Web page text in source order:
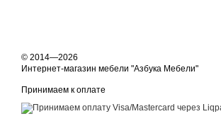
© 2014—2026
Интернет-магазин мебели "Азбука Мебели"
Принимаем к оплате